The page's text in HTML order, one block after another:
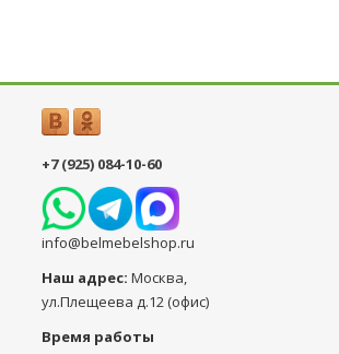
+7 (925) 084-10-60
info@belmebelshop.ru
Наш адрес: Москва,
ул.Плещеева д.12 (офис)
Время работы